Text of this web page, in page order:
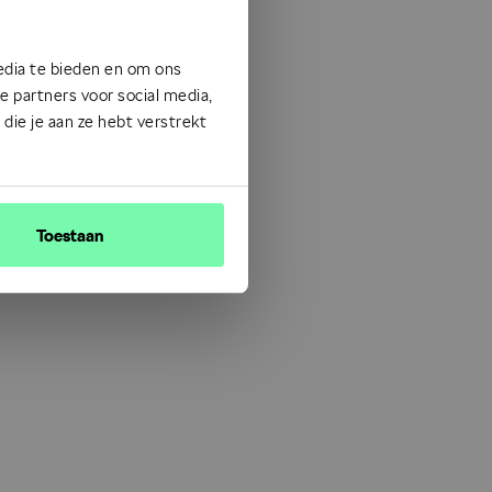
te bieden en om ons
partners voor social media,
je aan ze hebt verstrekt
Toestaan